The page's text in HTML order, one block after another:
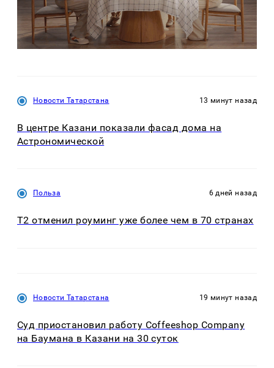
Новости Татарстана 13 минут назад
В центре Казани показали фасад дома на
Астрономической
Польза 6 дней назад
Т2 отменил роуминг уже более чем в 70 странах
Новости Татарстана 19 минут назад
Суд приостановил работу Coffeeshop Company
на Баумана в Казани на 30 суток